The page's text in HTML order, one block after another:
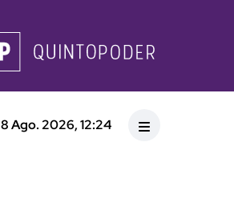
8 Ago. 2026, 12:24